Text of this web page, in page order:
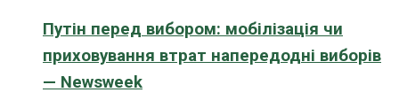
Путін перед вибором: мобілізація чи
приховування втрат напередодні виборів
— Newsweek